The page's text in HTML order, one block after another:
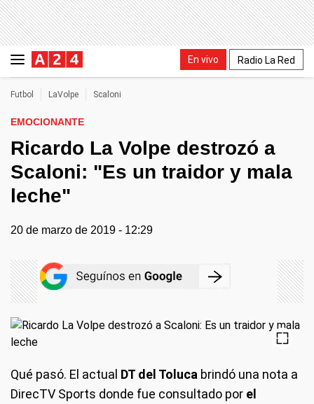
En vivo Radio La Red
Futbol LaVolpe Scaloni
EMOCIONANTE
Ricardo La Volpe destrozó a
Scaloni: "Es un traidor y mala
leche"
20 de marzo de 2019 - 12:29
Qué pasó. El actual DT del Toluca brindó una nota a
DirecTV Sports donde fue consultado por el